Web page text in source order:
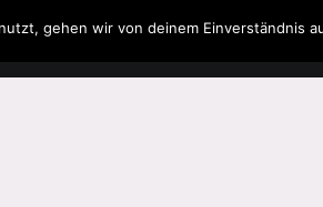
Musik Spielzeug Literatur
gehen wir von deinem Einverständnis